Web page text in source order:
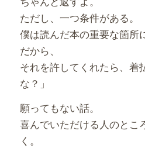
ただし、一つ条件がある。
僕は読んだ本の重要な箇所
だから、
それを許してくれたら、着
な？」
願ってもない話。
喜んでいただける人のとこ
く。